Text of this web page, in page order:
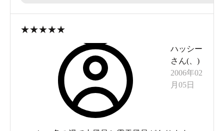
★★★★★
ハッシー
さん(
)
2006年02
月05日